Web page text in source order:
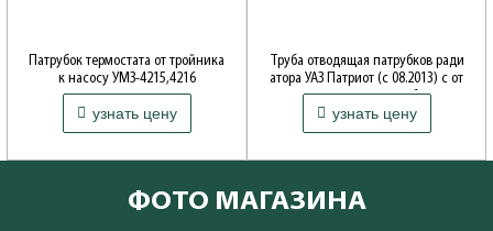
Патрубок термостата от тройника
к насосу УМЗ-4215,4216
узнать цену
Труба отводящая патрубков ради
атора УАЗ Патриот (с 08.2013) с от
водом для расширит.бачка
Производитель: ОАО УАЗ
узнать цену
ФОТО МАГАЗИНА